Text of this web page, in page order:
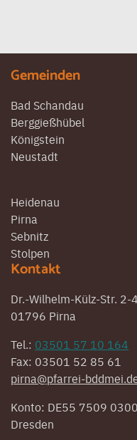
Gemeinden
Bad Schandau
Berggießhübel
Königstein
Neustadt
Heidenau
Pirna
Sebnitz
Stolpen
Kontakt
Dr.-Wilhelm-Külz-Str. 2-4
01796 Pirna
Tel.: 03501 57 10 164
Fax: 03501 52 85 61
pirna@pfarrei-
Konto: DE55 7509
Dresden